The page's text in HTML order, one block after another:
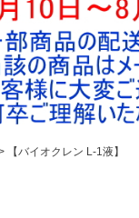
【バイオクレン L-1液】